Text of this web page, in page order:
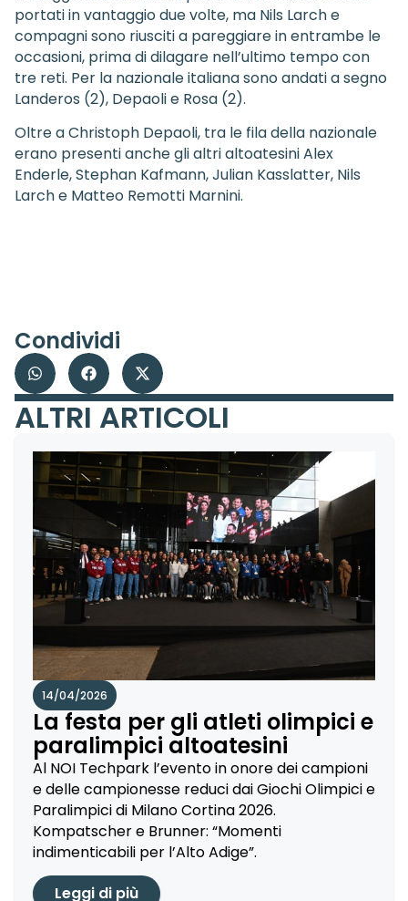
portati in vantaggio due volte, ma Nils Larch e
compagni sono riusciti a pareggiare in entrambe le
occasioni, prima di dilagare nell’ultimo tempo con
tre reti. Per la nazionale italiana sono andati a segno
Landeros (2), Depaoli e Rosa (2).
Oltre a Christoph Depaoli, tra le fila della nazionale
erano presenti anche gli altri altoatesini Alex
Enderle, Stephan Kafmann, Julian Kasslatter, Nils
Larch e Matteo Remotti Marnini.
Condividi
ALTRI ARTICOLI
14/04/2026
La festa per gli atleti olimpici e
paralimpici altoatesini
Al NOI Techpark l’evento in onore dei campioni
e delle campionesse reduci dai Giochi Olimpici e
Paralimpici di Milano Cortina 2026.
Kompatscher e Brunner: “Momenti
indimenticabili per l’Alto Adige”.
Leggi di più